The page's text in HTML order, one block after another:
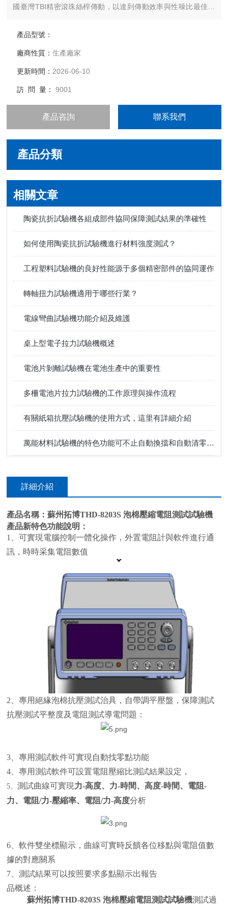
國臺灣TBI精密滾珠絲桿傳動，以達到傳動效率與性噪比最佳效
精密力學試驗。
產品型號：
廠商性質：生產廠家
更新時間： 2026-06-10
訪 問 量：9001
產品咨詢 聯系我們
產品分類
相關文章
陶瓷抗折試驗機各組成部件協同保障測試結果的準確性
如何使用陶瓷抗折試驗機進行材料強度測試？
工程塑料試驗機的良好性能源于多個精密部件的協同運作
轉軸扭力試驗機適用于哪些行業？
電線彎曲試驗機功能介紹及維護
桌上型電子拉力試驗機概述
電池片剝離試驗機在電池生產中的重要性
多柵電池片拉力試驗機的工作原理與操作流程
有關紙箱抗壓試驗機的使用方式，這里有詳細介紹
萬能材料試驗機的特色功能可不止自動換擋和自動清零這么簡單
詳細介紹
產品名稱：蘇州拓博THD-8203S泡棉壓縮電阻測試試驗機
產品新特色功能說明：
1、可實現電腦控制一體化操作，外置電阻計與軟件進行通
訊，時時采集電阻數值
2、專用絕緣泡棉抗壓測試治具，自帶調平壓盤，保障測試
抗壓測試平整度及電阻測試導電問題：
3、專用測試軟件可實現自動找零點功能
4、專用測試軟件可設置電阻壓縮比測試結果設定，
5 、測試曲線可實現力-高度、力-時間、高度-時間、電阻-
力、電阻/力-壓縮率、電阻/力-高度分析
6、軟件雙坐標顯示，曲線可實時反饋各位移點與電阻值數
據的對應關系
7 、測試結果可以按照要求多點顯示出報告
品概述：
蘇州拓博THD-8203S泡棉壓縮電阻測試試驗機測試過